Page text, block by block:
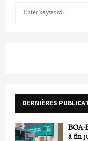
r
DERNIÈRES
BOA-
à fin